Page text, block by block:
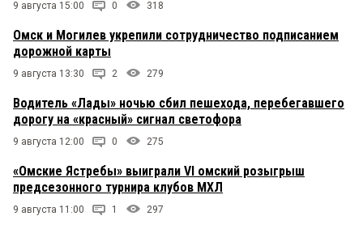
9 августа 15:00 0 318
Омск и Могилев укрепили сотрудничество подписанием
дорожной карты
9 августа 13:30 2 279
Водитель «Лады» ночью сбил пешехода, перебегавшего
дорогу на «красный» сигнал светофора
9 августа 12:00 0 275
«Омские Ястребы» выиграли VI омский розыгрыш
предсезонного турнира клубов МХЛ
9 августа 11:00 1 297